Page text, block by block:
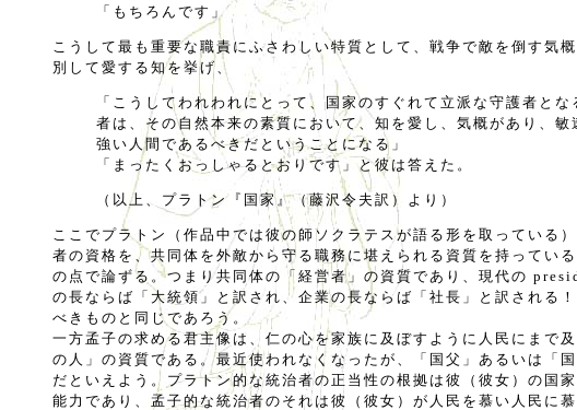
「もちろんです」
こうして最も重要な職責にふさわしい特質として、戦争で敵を倒す気
別して愛する知を挙げ、
「こうしてわれわれにとって、国家のすぐれて立派な守護者とな
者は、その自然本来の素質において、知を愛し、気概があり、敏
強い人間であるべきだということになる」
「まったくおっしゃるとおりです」と彼は答えた。
（以上、プラトン『国家』（藤沢令夫訳）より）
ここでプラトン（作品中では彼の師ソクラテスが語る形を取っている
者の資格を、共同体を外敵から守る職務に堪えられる資質を持ってい
の点で論ずる。つまり共同体の「経営者」の資質であり、現代の
の長ならば「大統領」と訳され、企業の長ならば「社長」と訳される
べきものと同じであろう。
一方孟子の求める君主像は、仁の心を家族に及ぼすように人民にまで
の人」の資質である。最近使われなくなったが、「国父」あるいは「
だといえよう。プラトン的な統治者の正当性の根拠は彼（彼女）の国
能力であり、孟子的な統治者のそれは彼（彼女）が人民を慕い人民に